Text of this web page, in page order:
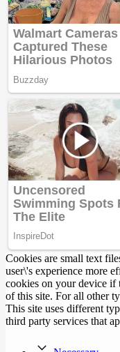
Cookies are small text
user\'s experience more
cookies on your device if
of this site. For all other
This site uses different
third party services that